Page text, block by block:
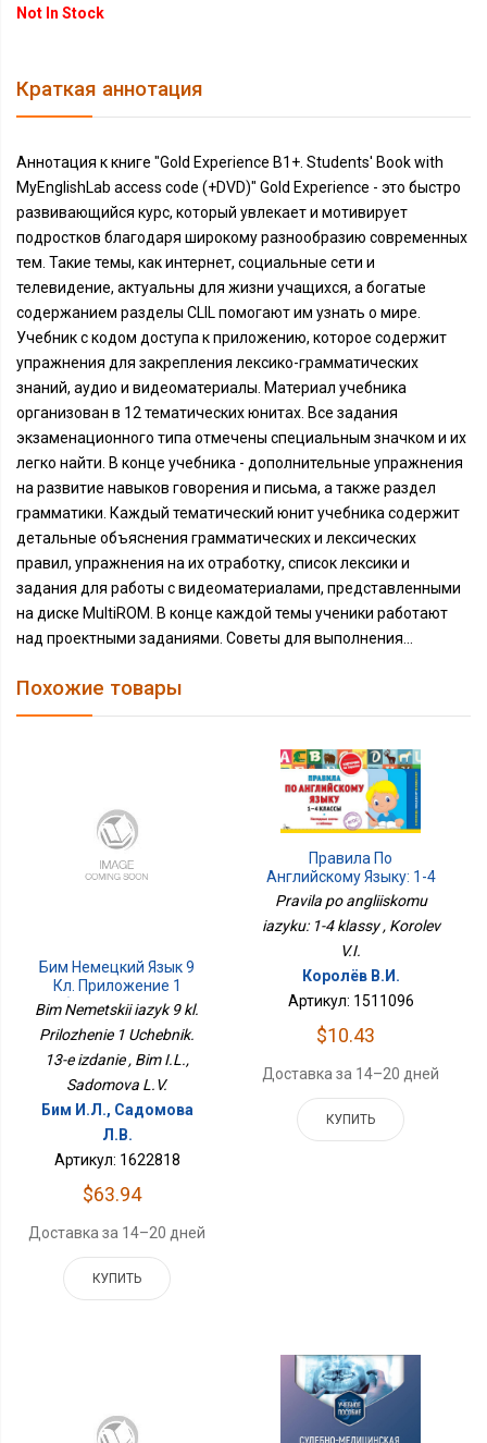
Not In Stock
Краткая аннотация
Аннотация к книге "Gold Experience B1+. Students' Book with
MyEnglishLab access code (+DVD)" Gold Experience - это быстро
развивающийся курс, который увлекает и мотивирует
подростков благодаря широкому разнообразию современных
тем. Такие темы, как интернет, социальные сети и
телевидение, актуальны для жизни учащихся, а богатые
содержанием разделы CLIL помогают им узнать о мире.
Учебник с кодом доступа к приложению, которое содержит
упражнения для закрепления лексико-грамматических
знаний, аудио и видеоматериалы. Материал учебника
организован в 12 тематических юнитах. Все задания
экзаменационного типа отмечены специальным значком и их
легко найти. В конце учебника - дополнительные упражнения
на развитие навыков говорения и письма, а также раздел
грамматики. Каждый тематический юнит учебника содержит
детальные объяснения грамматических и лексических
правил, упражнения на их отработку, список лексики и
задания для работы с видеоматериалами, представленными
на диске MultiROM. В конце каждой темы ученики работают
над проектными заданиями. Советы для выполнения...
Похожие товары
Бим Немецкий Язык 9
Кл. Приложение 1
Учебник. 13-Е Издание
Bim Nemetskii iazyk 9 kl.
Prilozhenie 1 Uchebnik.
13-e izdanie , Bim I.L.,
Sadomova L.V.
Бим И.Л., Садомова
Л.В.
Артикул: 1622818
$63.94
Доставка за 14–20 дней
КУПИТЬ
Правила По
Английскому Языку: 1-4
Классы
Pravila po angliiskomu
iazyku: 1-4 klassy , Korolev
V.I.
Королёв В.И.
Артикул: 1511096
$10.43
Доставка за 14–20 дней
КУПИТЬ